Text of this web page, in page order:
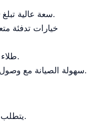
سعة عالية تبلغ 70 كغ لمعالجة أحجام كبيرة.
خيارات تدفئة
طلاء مقاوم للتآكل لزيادة المتانة.
سهولة الصيانة مع وصول سريع إلى القطع الأساسية.
يتطلب مساحة كبيرة بسبب حجمه.